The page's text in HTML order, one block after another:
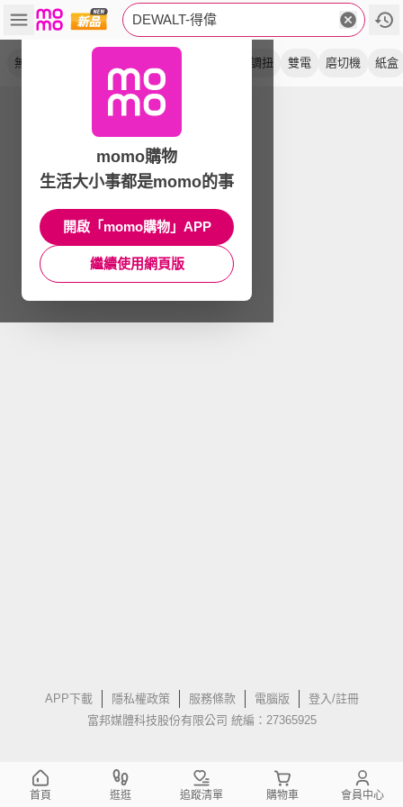
DEWALT-得偉
無碳刷 調扭 雙電 磨切機 紙盒
APP下載 隱私權政策 服務條款 電腦版
登入/註冊
富邦媒體科技股份有限公司 統編：27365925
momo購物
生活大小事都是momo的事
開啟「momo購物」APP
繼續使用網頁版
首頁 逛逛 追蹤清單 購物車 會員中心